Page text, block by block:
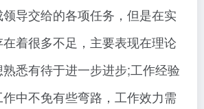
导交给的各项任务，但是在实
着很多不足，主要表现在理论
悉有待于进一步进步;工作经验
中不免有些弯路，工作效力需